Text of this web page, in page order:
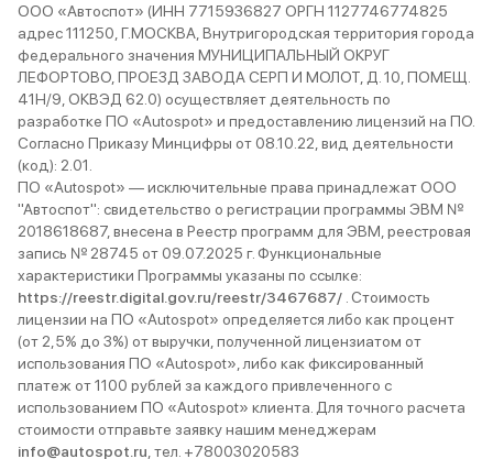
ООО «Автоспот» (ИНН 7715936827 ОРГН 1127746774825
адрес 111250, Г.МОСКВА, Внутригородская территория города
федерального значения МУНИЦИПАЛЬНЫЙ ОКРУГ
ЛЕФОРТОВО, ПРОЕЗД ЗАВОДА СЕРП И МОЛОТ, Д. 10, ПОМЕЩ.
41Н/9, ОКВЭД 62.0) осуществляет деятельность по
разработке ПО «Autospot» и предоставлению лицензий на ПО.
Согласно Приказу Минцифры от 08.10.22, вид деятельности
(код): 2.01.
ПО «Autospot» — исключительные права принадлежат ООО
"Автоспот": свидетельство о регистрации программы ЭВМ №
2018618687, внесена в Реестр программ для ЭВМ, реестровая
запись № 28745 от 09.07.2025 г. Функциональные
характеристики Программы указаны по ссылке:
https://reestr.digital.gov.ru/reestr/3467687/ . Стоимость
лицензии на ПО «Autospot» определяется либо как процент
(от 2,5% до 3%) от выручки, полученной лицензиатом от
использования ПО «Autospot», либо как фиксированный
платеж от 1100 рублей за каждого привлеченного с
использованием ПО «Autospot» клиента. Для точного расчета
стоимости отправьте заявку нашим менеджерам
info@autospot.ru , тел. +78003020583